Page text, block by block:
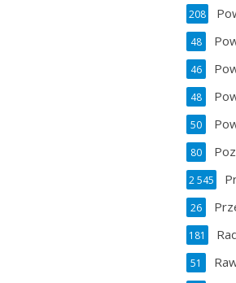
208
48
46
48
50
80
2 545
26
181
51